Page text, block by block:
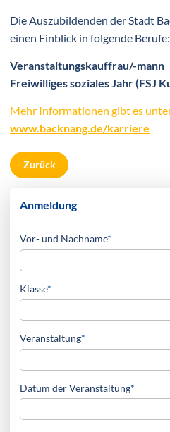
Die Auszubildenden der Stadt
einen Einblick in folgende Berufe:
Veranstaltungskauffrau/-mann
Freiwilliges soziales Jahr (FSJ
Mehr Informationen gibt es
www.backnang.de/karriere
Zurück
Anmeldung
Pflichtfeld
Vor- und Nachname*
Pflichtfeld
Klasse*
Pflichtfeld
Veranstaltung*
Pflichtfeld
Datum der Veranstaltung*